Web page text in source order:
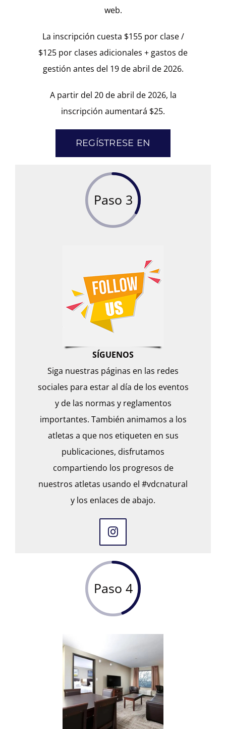
web.
La inscripción cuesta $155 por clase /
$125 por clases adicionales + gastos de
gestión antes del 19 de abril de 2026.
A partir del 20 de abril de 2026, la
inscripción aumentará $25.
REGÍSTRESE EN
Paso 3
SÍGUENOS
Siga nuestras páginas en las redes
sociales para estar al día de los eventos
y de las normas y reglamentos
importantes. También animamos a los
atletas a que nos etiqueten en sus
publicaciones, disfrutamos
compartiendo los progresos de
nuestros atletas usando el #vdcnatural
y los enlaces de abajo.
Paso 4